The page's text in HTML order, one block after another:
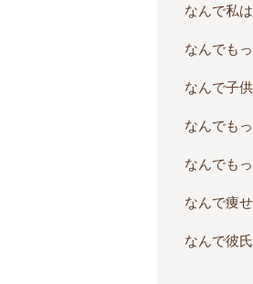
なんで私
なんでも
なんで子
なんでも
なんでも
なんで痩
なんで彼